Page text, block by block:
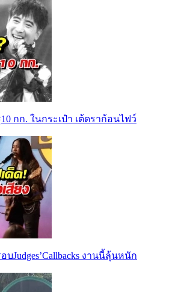
กก. ในกระเป๋า เต้ดราก้อนไฟว์
บJudges’Callbacks งานนี้ลุ้นหนัก